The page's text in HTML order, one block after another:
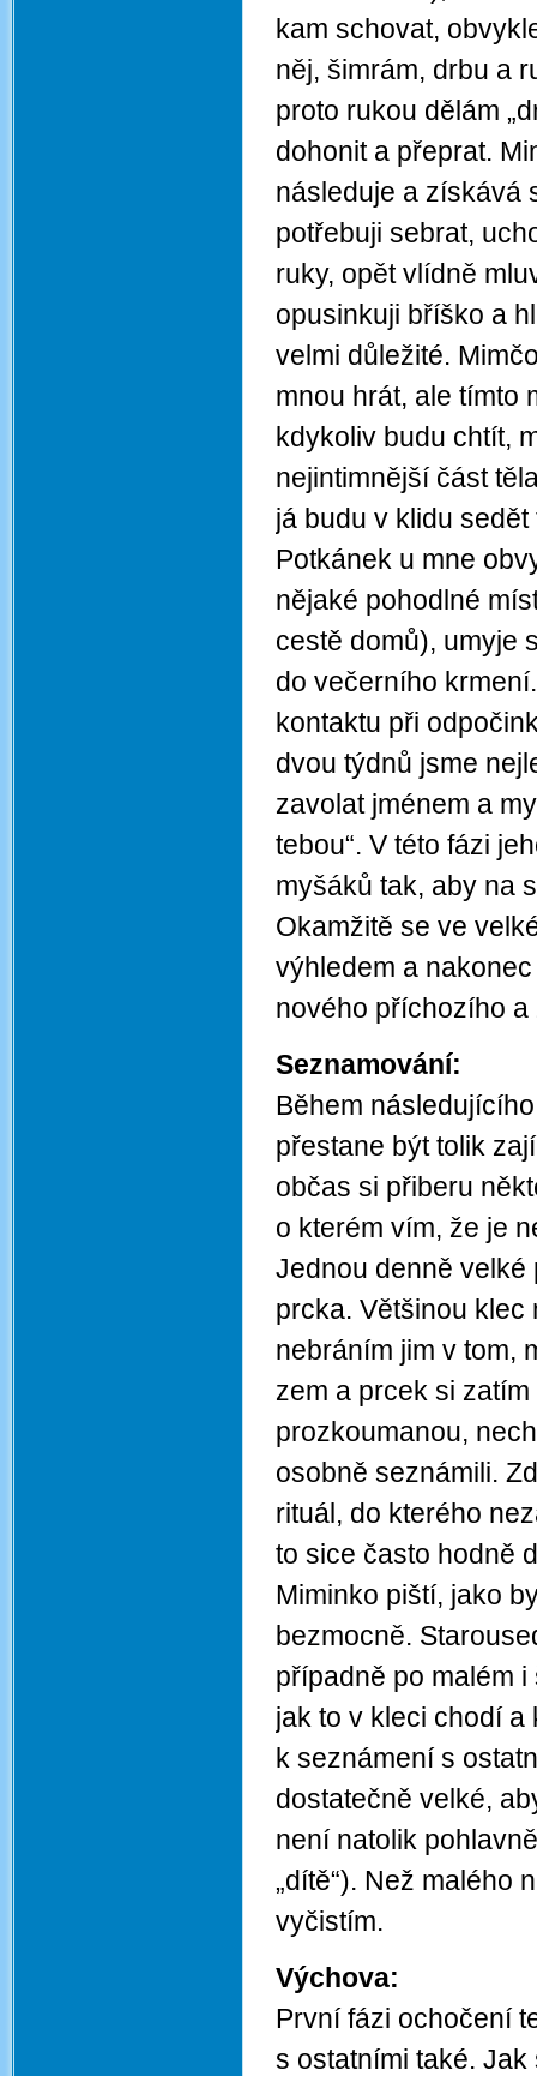
kam schovat,
něj, šimrám, drbu a
proto rukou dělám
dohonit a přeprat.
následuje a získává
potřebuji sebrat,
ruky, opět vlídně
opusinkuji bříško a
velmi důležité.
mnou hrát, ale tímto
kdykoliv budu chtít,
nejintimnější část
já budu v klidu
Potkánek u mne
nějaké pohodlné
cestě domů), umyje
do večerního
kontaktu při
dvou týdnů jsme
zavolat jménem a
tebou“. V této fázi
myšáků tak, aby na
Okamžitě se ve
výhledem a
nového příchozího
Seznamování:
Během
přestane být tolik
občas si přiberu
o kterém vím, že je
Jednou denně velké
prcka. Většinou
nebráním jim v tom,
zem a prcek si
prozkoumanou,
osobně seznámili.
rituál, do kterého
to sice často hodně
Miminko piští, jako
bezmocně.
případně po malém
jak to v kleci chodí a
k seznámení s
dostatečně velké,
není natolik
„dítě“). Než malého
vyčistím.
Výchova:
První fázi ochočení
s ostatními také.